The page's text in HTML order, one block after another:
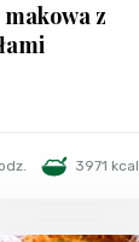
z
3971 kcal